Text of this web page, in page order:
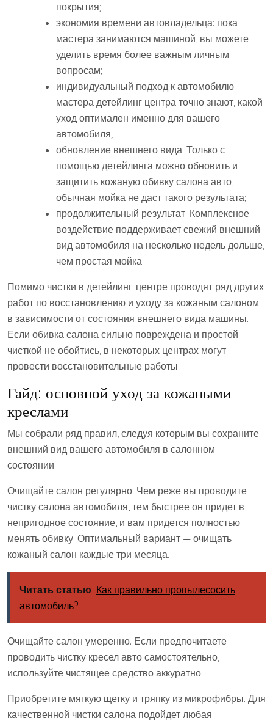
покрытия;
экономия времени автовладельца: пока
мастера занимаются машиной, вы можете
уделить время более важным личным
вопросам;
индивидуальный подход к автомобилю:
мастера детейлинг центра точно знают, какой
уход оптимален именно для вашего
автомобиля;
обновление внешнего вида. Только с
помощью детейлинга можно обновить и
защитить кожаную обивку салона авто,
обычная мойка не даст такого результата;
продолжительный результат. Комплексное
воздействие поддерживает свежий внешний
вид автомобиля на несколько недель дольше,
чем простая мойка.
Помимо чистки в детейлинг-центре проводят ряд других
работ по восстановлению и уходу за кожаным салоном
в зависимости от состояния внешнего вида машины.
Если обивка салона сильно повреждена и простой
чисткой не обойтись, в некоторых центрах могут
провести восстановительные работы.
Гайд: основной уход за кожаными
креслами
Мы собрали ряд правил, следуя которым вы сохраните
внешний вид вашего автомобиля в салонном
состоянии.
Очищайте салон регулярно. Чем реже вы проводите
чистку салона автомобиля, тем быстрее он придет в
непригодное состояние, и вам придется полностью
менять обивку. Оптимальный вариант — очищать
кожаный салон каждые три месяца.
Читать статью Как правильно пропылесосить
автомобиль?
Очищайте салон умеренно. Если предпочитаете
проводить чистку кресел авто самостоятельно,
используйте чистящее средство аккуратно.
Приобретите мягкую щетку и тряпку из микрофибры. Для
качественной чистки салона подойдет любая